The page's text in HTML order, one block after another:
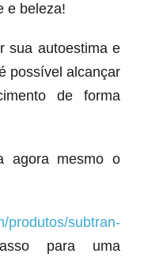
e beleza!
sua autoestima e
possível alcançar
de forma
agora mesmo o
produtos/subtran-
para uma